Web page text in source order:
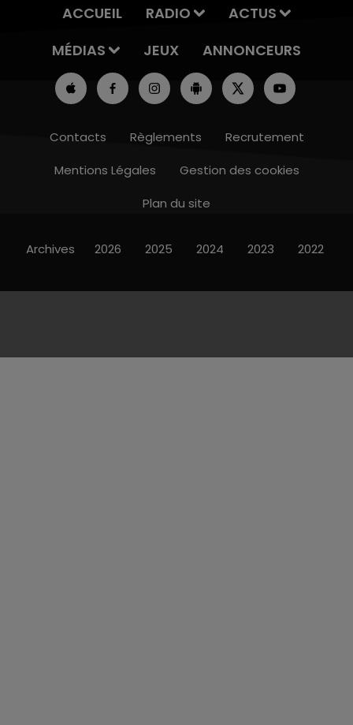
ACCUEIL RADIO
ACTUS
MÉDIAS
JEUX ANNONCEURS
Contacts Règlements
Recrutement
Mentions Légales
Gestion des cookies
Plan du site
Archives 2026 2025 2024 2023 2022